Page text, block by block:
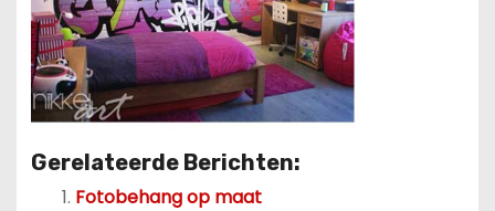
Gerelateerde Berichten:
Fotobehang op maat